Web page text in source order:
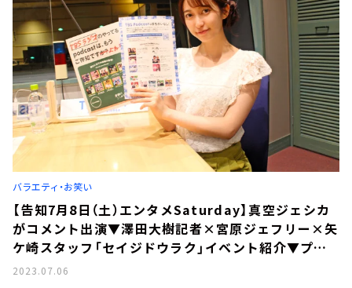
バラエティ・お笑い
【告知7月8日（土）エンタメSaturday】真空ジェシカ
がコメント出演▼澤田大樹記者×宮原ジェフリー×矢
ケ崎スタッフ「セイジドウラク」イベント紹介▼プロ
マジシャン渋谷慶太さんが「魔法使いアキットのマジ
2023.07.06